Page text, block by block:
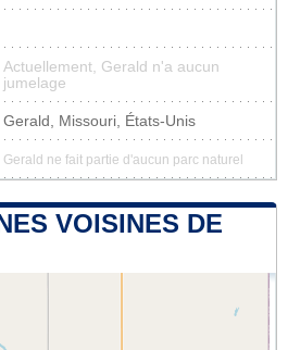
Actuellement, Gerald n'a aucun
jumelage
Gerald, Missouri, États-Unis
Gerald ne fait partie d'aucun parc naturel
VOISINES DE